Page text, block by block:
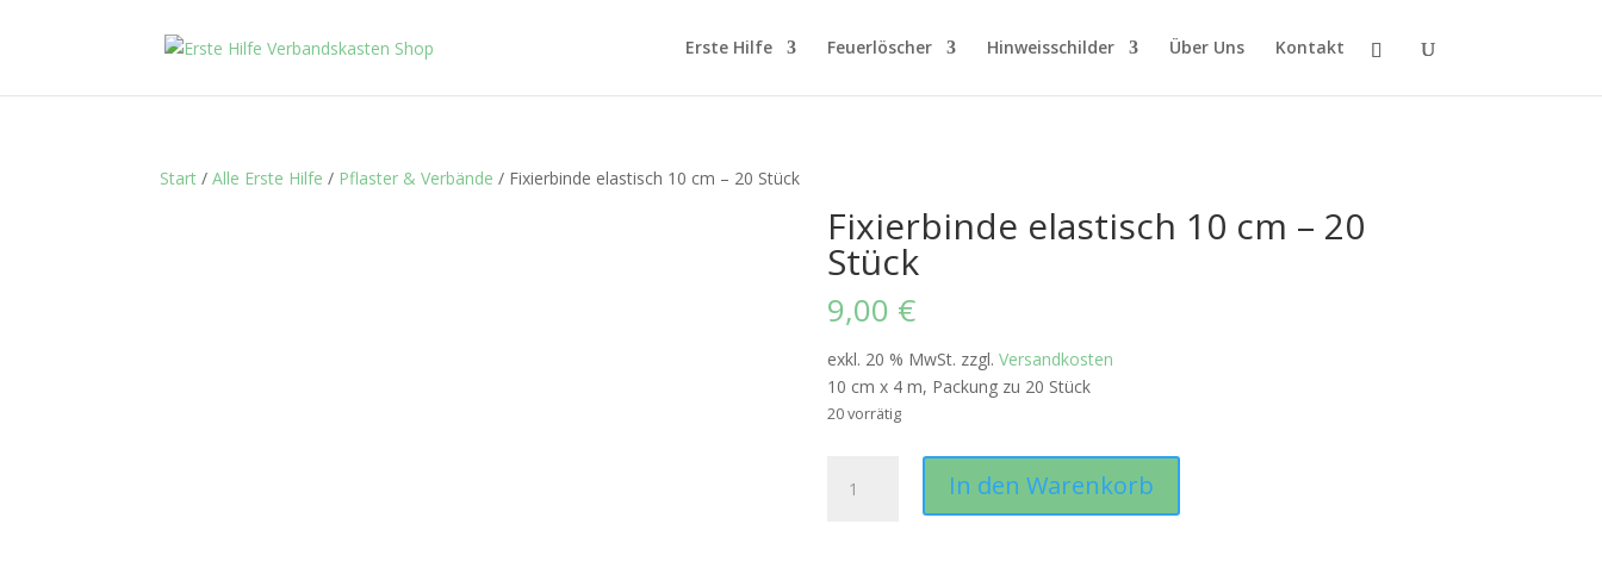
Erste Hilfe Feuerlöscher Hinweisschilder Über Uns Kontakt
Start /Alle Erste Hilfe / Pflaster & Verbände / Fixierbinde elastisch 10 cm – 20 Stück
Fixierbinde elastisch 10 cm – 20
Stück
9,00 €
exkl. 20 % MwSt. zzgl. Versandkosten
10 cm x 4 m, Packung zu 20 Stück
20 vorrätig
elastisch
In den Warenkorb